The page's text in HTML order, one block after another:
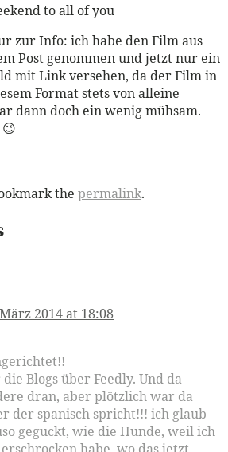
to all of you
zur Info: ich habe den Film aus
Post genommen und jetzt nur ein
mit Link versehen, da der Film in
Format stets von alleine
dann doch ein wenig mühsam.
the permalink.
2014 at 18:08
Blogs über Feedly. Und da
dran, aber plötzlich war da
der spanisch spricht!!! ich glaub
geguckt, wie die Hunde, weil ich